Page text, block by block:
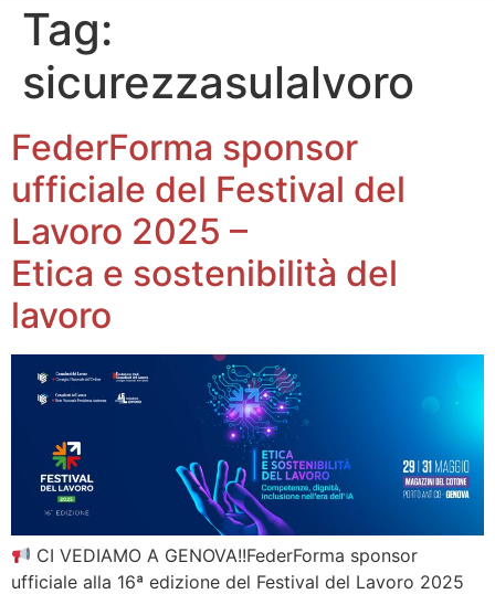
Tag:
sicurezzasulalvoro
FederForma sponsor
ufficiale del Festival del
Lavoro 2025 –
Etica e sostenibilità del
lavoro
CI VEDIAMO A GENOVA!!FederForma sponsor
ufficiale alla 16ª edizione del Festival del Lavoro 2025